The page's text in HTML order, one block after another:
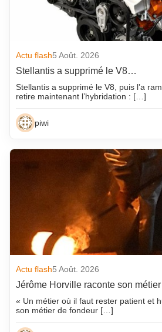
Actu flash5 Août. 2026
Stellantis a supprimé le V8…
Stellantis a supprimé le V8, puis l’a
retire maintenant l’hybridation : […]
piwi
Actu flash5 Août. 2026
Jérôme Horville raconte son métier
« Un métier où il faut rester patient et
son métier de fondeur […]